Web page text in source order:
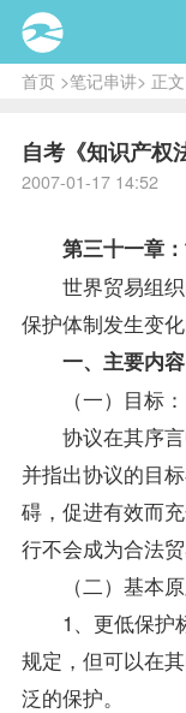
首页>笔记串讲> 正文
自考《知识产权
2007-01-17 14:52
第三十一章：
世界贸易组织
保护体制发生变化
一、主要内容
（一）目标：
协议在其序言
并指出协议的目
碍，促进有效而
行不会成为合法贸
（二）基本原
1、更低保护标
规定，但可以在
泛的保护。